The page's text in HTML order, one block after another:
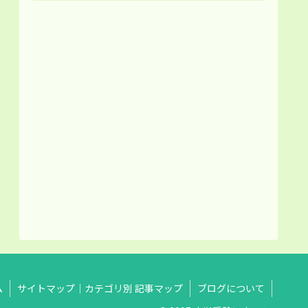
サイトマップ｜カテゴリ別 記事マップ
ブログについて